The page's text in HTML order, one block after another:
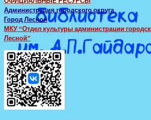
Администрация городского округа
Город Лесной
МКУ “Отдел культуры администрации
Лесной”